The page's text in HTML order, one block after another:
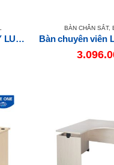
Bàn chuyên viên LUXURY LUXL14C10M6
BÀN CHÂN SẮT,